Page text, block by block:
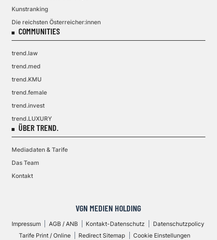
Kunstranking
Die reichsten Österreicher:innen
COMMUNITIES
trend.law
trend.med
trend.KMU
trend.female
trend.invest
trend.LUXURY
ÜBER TREND.
Mediadaten & Tarife
Das Team
Kontakt
VGN MEDIEN HOLDING
Impressum AGB / ANB Kontakt-Datenschutz
Datenschutzpolicy
Tarife Print / Online
Redirect Sitemap Cookie Einstellungen